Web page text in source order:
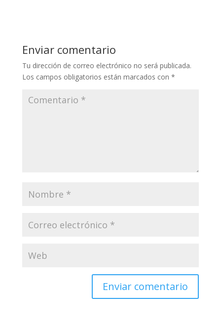
Enviar comentario
Tu dirección de correo electrónico no será publicada.
Los campos obligatorios están marcados con *